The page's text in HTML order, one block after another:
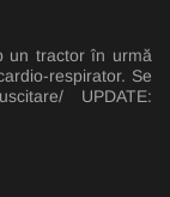
un tractor în urmă
respirator. Se
UPDATE: